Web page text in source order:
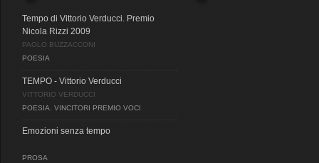
Tempo di Vittorio Verducci. Premio
Nicola Rizzi 2009
PAOLO BUZZACCONI
POESIA
TEMPO - Vittorio Verducci
VITTORIO VERDUCCI
POESIA
VINCITORI PREMIO VOCI
Emozioni senza tempo
PROSA